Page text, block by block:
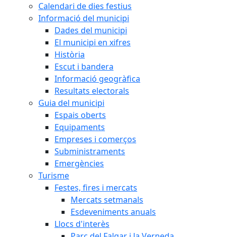
Calendari de dies festius
Informació del municipi
Dades del municipi
El municipi en xifres
Història
Escut i bandera
Informació geogràfica
Resultats electorals
Guia del municipi
Espais oberts
Equipaments
Empreses i comerços
Subministraments
Emergències
Turisme
Festes, fires i mercats
Mercats setmanals
Esdeveniments anuals
Llocs d'interès